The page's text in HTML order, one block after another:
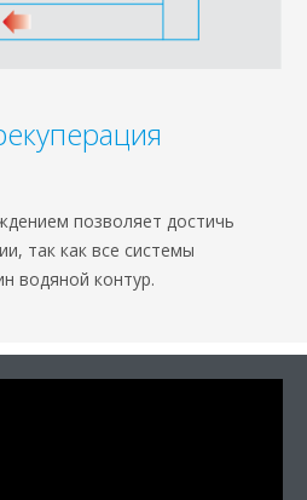
позволяет достичь
так как все системы
водяной контур.